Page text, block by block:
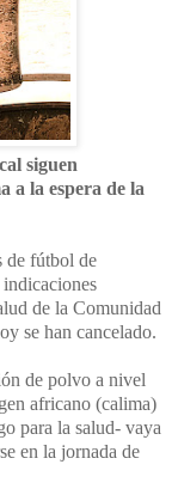
siguen
a la espera de la
de fútbol de
de la Comunidad
se han cancelado.
de polvo a nivel
africano (calima)
para la salud- vaya
en la jornada de